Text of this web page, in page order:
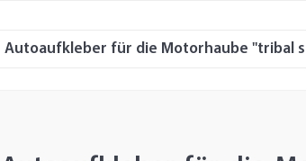
Autoaufkleber für die Motorhaube "tribal